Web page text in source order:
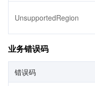
UnsupportedRegion
业务错误码
错误码